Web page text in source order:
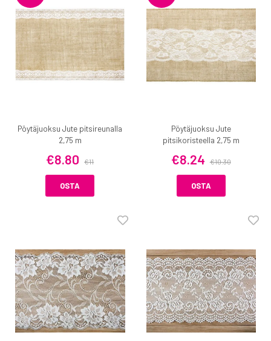
Pöytäjuoksu Jute pitsireunalla
2,75 m
€8.80 €11
OSTA
Pöytäjuoksu Jute
pitsikoristeella 2,75 m
€8.24 €10.30
OSTA